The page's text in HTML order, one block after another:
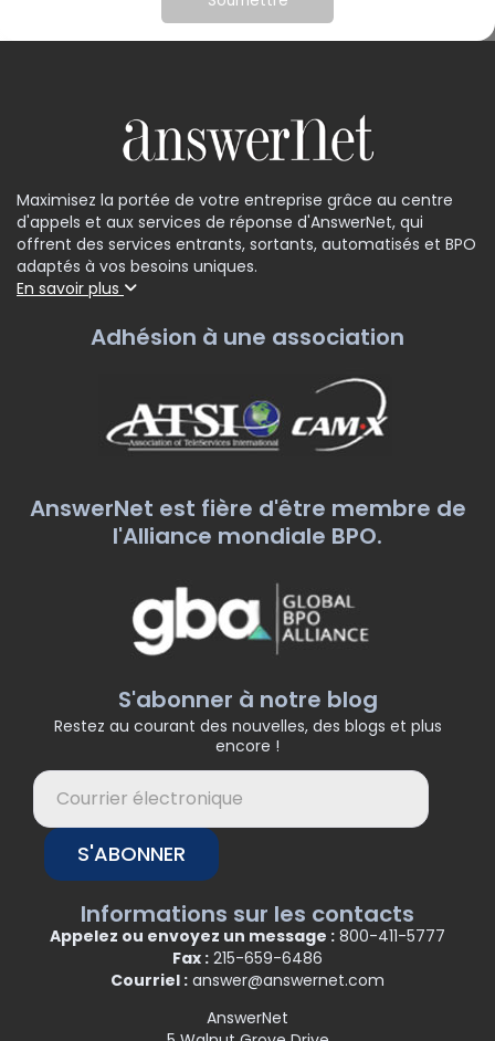
Maximisez la portée de votre entreprise grâce au centre
d'appels et aux services de réponse d'AnswerNet, qui
offrent des services entrants, sortants, automatisés et BPO
adaptés à vos besoins uniques.
En savoir plus
Adhésion à une association
AnswerNet est fière d'être membre de
l'Alliance mondiale BPO.
S'abonner à notre blog
Restez au courant des nouvelles, des blogs et plus
encore !
S'ABONNER
Informations sur les contacts
Appelez ou envoyez un message : 800-411-5777
Fax : 215-659-6486
Courriel : answer@answernet.com
AnswerNet